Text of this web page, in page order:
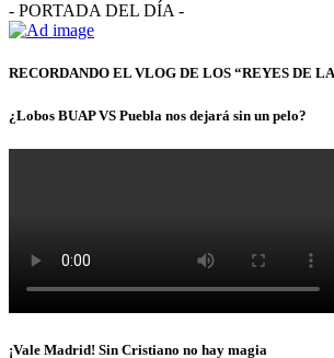
- PORTADA DEL DÍA -
RECORDANDO EL VLOG DE LOS “REYES DE
¿Lobos BUAP VS Puebla nos dejará sin un pelo?
¡Vale Madrid! Sin Cristiano no hay magia